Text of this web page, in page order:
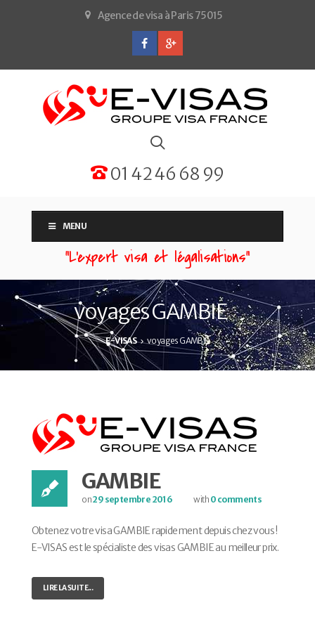
Agence de visa à Paris 75015
01 42 46 68 99
MENU
“L'expert visa et légalisations”
voyages GAMBIE
E-VISAS voyages GAMBIE
GAMBIE
on29 septembre 2016 with 0 comments
Obtenez votre visa GAMBIE rapidement depuis chez vous !
E-VISAS est le spécialiste des visas GAMBIE au meilleur prix.
LIRE LA SUITE...